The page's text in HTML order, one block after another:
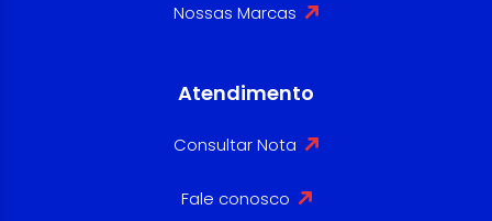
Nossas Marcas
Atendimento
Consultar Nota
Fale conosco